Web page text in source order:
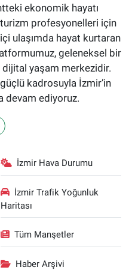
ekonomik hayatı
profesyonelleri için
ulaşımda hayat kurtaran
geleneksel bir
yaşam merkezidir.
kadrosuyla İzmir’in
devam ediyoruz.
İzmir Hava Durumu
İzmir Trafik Yoğunluk
Haritası
Tüm Manşetler
Haber Arşivi